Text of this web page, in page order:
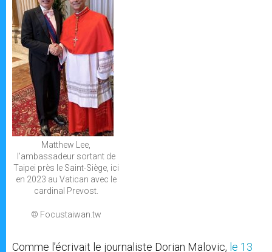
Matthew Lee,
l’ambassadeur sortant de
Taipei près le Saint-Siège, ici
en 2023 au Vatican avec le
cardinal Prevost.
© Focustaiwan.tw
Comme l’écrivait le journaliste Dorian Malovic, le 13